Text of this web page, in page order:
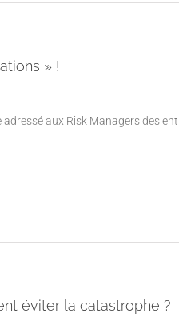
» !
aux Risk Managers des
éviter la catastrophe ?